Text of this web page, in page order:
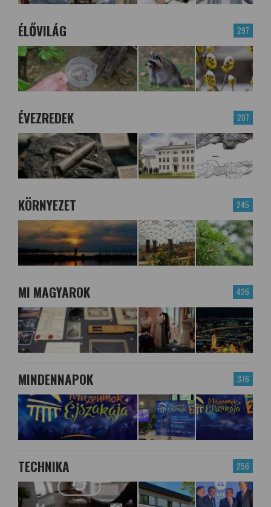
297
ÉLŐVILÁG
207
ÉVEZREDEK
245
KÖRNYEZET
426
MI MAGYAROK
376
MINDENNAPOK
256
TECHNIKA